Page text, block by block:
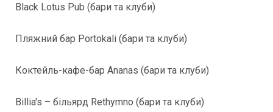
Black Lotus Pub (бари та клуби)
Пляжний бар Portokali (бари та клуби)
Коктейль-кафе-бар Ananas (бари та клуби)
Billia's – більярд Rethymno (бари та клуби)